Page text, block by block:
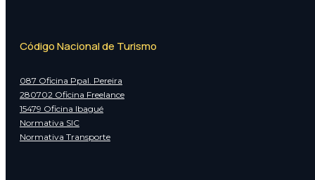
Código Nacional de Turismo
087 Oficina Ppal. Pereira
280702 Oficina Freelance
15479 Oficina Ibagué
Normativa SIC
Normativa Transporte